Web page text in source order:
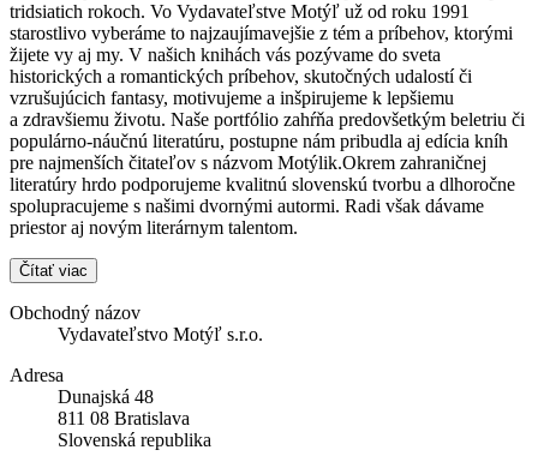
tridsiatich rokoch. Vo Vydavateľstve Motýľ už od roku 1991
starostlivo vyberáme to najzaujímavejšie z tém a príbehov, ktorými
žijete vy aj my. V našich knihách vás pozývame do sveta
historických a romantických príbehov, skutočných udalostí či
vzrušujúcich fantasy, motivujeme a inšpirujeme k lepšiemu
a zdravšiemu životu. Naše portfólio zahŕňa predovšetkým beletriu či
populárno-náučnú literatúru, postupne nám pribudla aj edícia kníh
pre najmenších čitateľov s názvom Motýlik.Okrem zahraničnej
literatúry hrdo podporujeme kvalitnú slovenskú tvorbu a dlhoročne
spolupracujeme s našimi dvornými autormi. Radi však dávame
priestor aj novým literárnym talentom.
Čítať viac
Obchodný názov
Vydavateľstvo Motýľ s.r.o.
Adresa
Dunajská 48
811 08 Bratislava
Slovenská republika